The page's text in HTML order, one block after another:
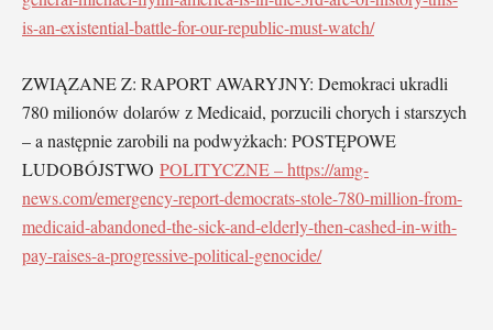
is-an-existential-battle-for-our-republic-must-watch/
ZWIĄZANE Z: RAPORT AWARYJNY: Demokraci ukradli
780 milionów dolarów z Medicaid, porzucili chorych i starszych
– a następnie zarobili na podwyżkach: POSTĘPOWE
LUDOBÓJSTWO POLITYCZNE – https://amg-
news.com/emergency-report-democrats-stole-780-million-from-
medicaid-abandoned-the-sick-and-elderly-then-cashed-in-with-
pay-raises-a-progressive-political-genocide/